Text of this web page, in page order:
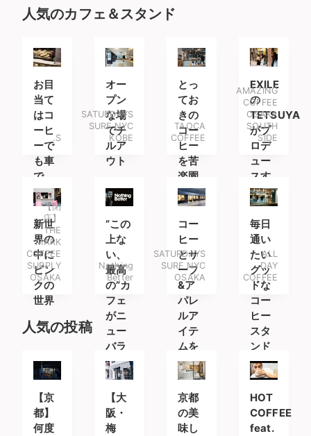
人気のカフェ＆スタンド
お目
当て
はコ
ーヒ
ーで
も車
で
も。
.S
オー
プン
な場
でチ
ルア
ウト
SATURDAYS
SURF NYC
KOBE
とっ
てお
きの
コー
ヒー
を苦
楽園
で
TAOCA
COFFEE
EXILE
の
TETSUYA
がプ
ロデ
ュー
スす
るコ
ーヒ
ース
タン
ド
AMAZING
COFFEE
OSAKA
SOUTH
SIDE
新世
界の
中に
ピン
クの
世界
【閉
店】
THE
MARK
COFFEE
SUPPLY
OSAKA
”この
上な
い、
最高
の”カ
フェ
がニ
ュー
バラ
ンス
原宿
の4
階
に。
Nothing
Better
コー
ヒー
とサ
ーフ
&ア
パレ
ルア
イテ
ムを
楽し
みに
南船
場へ
SATURDAYS
SURF NYC
OSAKA
毎日
通い
たい
グッ
ドな
コー
ヒー
スタ
ンド
ALL
DAY
COFFEE
人気の投稿
【京
都】
何度
【大
阪・
梅
京都
の美
味し
HOT
COFFEE
feat.